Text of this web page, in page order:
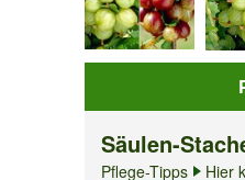
Säulen-
Pflege-Tipps Hier